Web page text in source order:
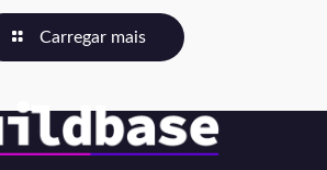
Carregar mais